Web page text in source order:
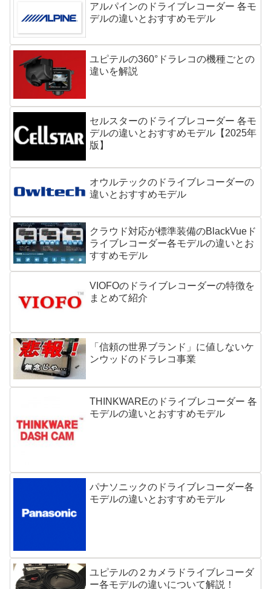
アルパインのドライブレコーダー 各モ
デルの違いとおすすめモデル
ユピテルの360°ドラレコの機種ごとの
違いを解説
セルスターのドライブレコーダー 各モ
デルの違いとおすすめモデル【2025年
版】
オウルテックのドライブレコーダーの
違いとおすすめモデル
クラウド対応が標準装備のBlackVueド
ライブレコーダー各モデルの違いとお
すすめモデル
VIOFOのドライブレコーダーの特徴を
まとめて紹介
「信頼の世界ブランド」に値しないケ
ンウッドのドラレコ事業
THINKWAREのドライブレコーダー 各
モデルの違いとおすすめモデル
パナソニックのドライブレコーダー各
モデルの違いとおすすめモデル
ユピテルの２カメラドライブレコーダ
ー各モデルの違いについて解説！